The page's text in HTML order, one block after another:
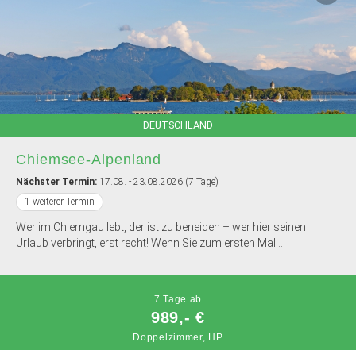
DEUTSCHLAND
Chiemsee-Alpenland
Nächster Termin: 17.08. - 23.08.2026 (7 Tage)
1 weiterer Termin
Wer im Chiemgau lebt, der ist zu beneiden – wer hier seinen
Urlaub verbringt, erst recht! Wenn Sie zum ersten Mal...
7 Tage ab
989,- €
Doppelzimmer, HP